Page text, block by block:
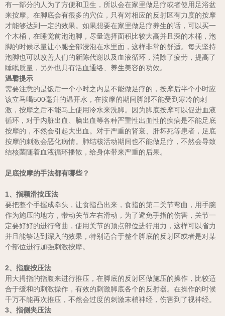
有一部分的人为了方便和卫生，所以会在家里做足疗或者使用足浴盆
来按摩。在脚底会有很多的穴位，只有对相应的反射区有力度的按摩
才能够达到一定的效果。如果想要在家里做足疗养生的话，可以买一
个木桶，在睡觉前泡泡脚，尽量选择面积比较大高并且深的木桶，泡
脚的时候尽量让小腿全部浸泡在水里面，这样非常的舒适。每天坚持
泡脚也可以改善人们的新陈代谢以及血液循环，消除了疲劳，提高了
睡眠质量，另外也具有活血通络、养生美容的功效。
温馨提示
需要注意的是饭后一个小时之内是不能做足疗的，按摩后半个小时应
该立马喝500毫升的温开水，在按摩的期间脚部不能受到寒冷的刺
激，按摩之后不能马上使用冷水来洗脚。因为脚底按摩可以促进血液
循环，对于内脏出血、脑出血等各种严重性出血性的疾病是不能足底
按摩的，不然会引起大出血。对于严重的肾衰、肝坏死等患者，足底
按摩的刺激会恶化病情。肺结核活动期间也不能做足疗，不然会导致
结核菌随着血液循环播散，给身体带来严重的后果。
足底按摩的手法都有哪些？
1、指颗滑按压法
要把整个手握成拳头，让食指凸出来，食指的第二关节弯曲，用手腕
作为施压的地方，带动关节左右滑动，为了避免手指的伤害，关节一
定要好好的进行弯曲，使用关节的顶点部位进行用力，这样可以省力
并且能够达到深入的效果，特别适合于整个脚底的反射区或者是对某
个部位进行加强刺激按摩。
2、指腹按压法
用大拇指的指腹来进行推压，在脚底的反射区做施压的操作，比较适
合于缓和的刺激操作，有效的刺激脚底各个的反射器。在操作的时候
千万不能再次推压，不然会过度的刺激末梢神经，伤害到了视神经。
3、指侧夹压法